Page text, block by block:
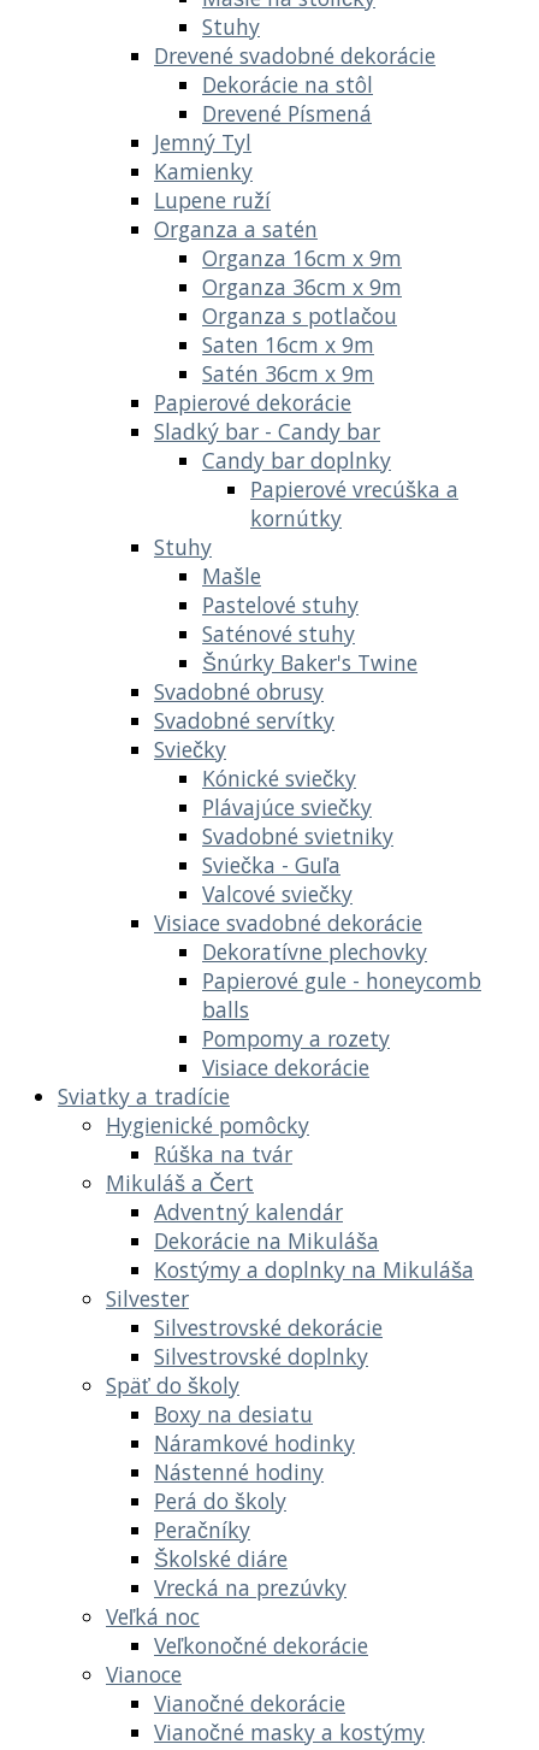
Stuhy
Drevené svadobné dekorácie
Dekorácie na stôl
Drevené Písmená
Jemný Tyl
Kamienky
Lupene ruží
Organza a satén
Organza 16cm x 9m
Organza 36cm x 9m
Organza s potlačou
Saten 16cm x 9m
Satén 36cm x 9m
Papierové dekorácie
Sladký bar - Candy bar
Candy bar doplnky
Papierové vrecúška a
kornútky
Stuhy
Mašle
Pastelové stuhy
Saténové stuhy
Šnúrky Baker's Twine
Svadobné obrusy
Svadobné servítky
Sviečky
Kónické sviečky
Plávajúce sviečky
Svadobné svietniky
Sviečka - Guľa
Valcové sviečky
Visiace svadobné dekorácie
Dekoratívne plechovky
Papierové gule - honeycomb
balls
Pompomy a rozety
Visiace dekorácie
Sviatky a tradície
Hygienické pomôcky
Rúška na tvár
Mikuláš a Čert
Adventný kalendár
Dekorácie na Mikuláša
Kostýmy a doplnky na Mikuláša
Silvester
Silvestrovské dekorácie
Silvestrovské doplnky
Späť do školy
Boxy na desiatu
Náramkové hodinky
Nástenné hodiny
Perá do školy
Peračníky
Školské diáre
Vrecká na prezúvky
Veľká noc
Veľkonočné dekorácie
Vianoce
Vianočné dekorácie
Vianočné masky a kostýmy